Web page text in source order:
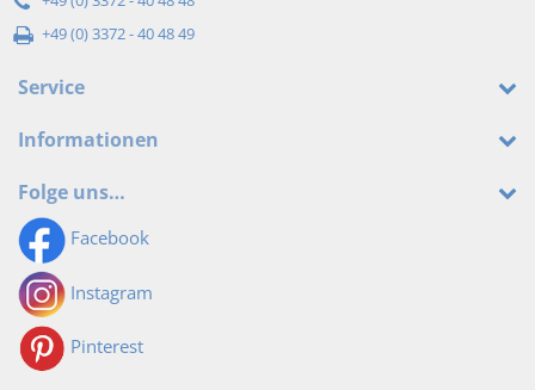
+49 (0) 3372 - 40 48 49
Service
Informationen
Folge uns…
Facebook
Instagram
Pinterest